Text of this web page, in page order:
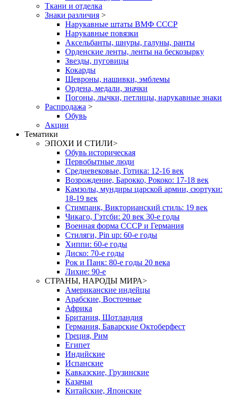
Ткани и отделка
Знаки различия >
Нарукавные штаты ВМФ СССР
Нарукавные повязки
Аксельбанты, шнуры, галуны, ранты
Орденские ленты, ленты на бескозырку
Звезды, пуговицы
Кокарды
Шевроны, нашивки, эмблемы
Ордена, медали, значки
Погоны, лычки, петлицы, нарукавные знаки
Распродажа >
Обувь
Акции
Тематики
ЭПОХИ И СТИЛИ>
Обувь историческая
Первобытные люди
Средневековые, Готика: 12-16 век
Возрождение, Барокко, Рококо: 17-18 век
Камзолы, мундиры царской армии, сюртуки:
18-19 век
Стимпанк, Викторианский стиль: 19 век
Чикаго, Гэтсби: 20 век 30-е годы
Военная форма СССР и Германия
Стиляги, Pin up: 60-е годы
Хиппи: 60-е годы
Диско: 70-е годы
Рок и Панк: 80-е годы 20 века
Лихие: 90-е
СТРАНЫ, НАРОДЫ МИРА>
Американские индейцы
Арабские, Восточные
Африка
Британия, Шотландия
Германия, Баварские Октоберфест
Греция, Рим
Египет
Индийские
Испанские
Кавказские, Грузинские
Казачьи
Китайские, Японские